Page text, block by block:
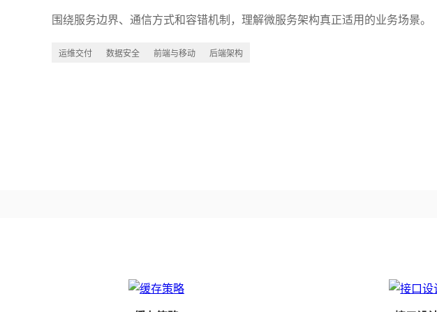
围绕服务边界、通信方式和容错机制，理解微服务架构真正适用的业务场景。
运维交付 数据安全 前端与移动 后端架构